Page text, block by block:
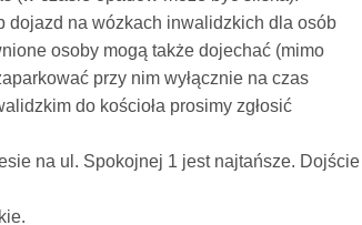
dojazd na wózkach inwalidzkich dla osób
osoby mogą także dojechać (mimo
przy nim wyłącznie na czas
do kościoła prosimy zgłosić
na ul. Spokojnej 1 jest najtańsze. Dojście